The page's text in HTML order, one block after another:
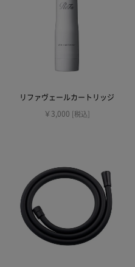
リファヴェールカートリッジ
￥3,000 [税込]